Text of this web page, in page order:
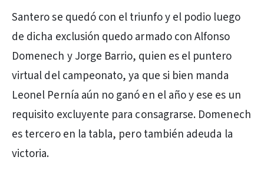
Santero se quedó con el triunfo y el podio luego
de dicha exclusión quedo armado con Alfonso
Domenech y Jorge Barrio, quien es el puntero
virtual del campeonato, ya que si bien manda
Leonel Pernía aún no ganó en el año y ese es un
requisito excluyente para consagrarse. Domenech
es tercero en la tabla, pero también adeuda la
victoria.